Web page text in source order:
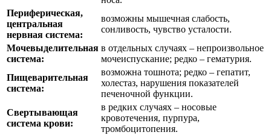
Периферическая,
центральная
нервная система:
возможны мышечная слабость,
сонливость, чувство усталости.
Мочевыделительная
система:
в отдельных случаях – непроизвольное
мочеиспускание; редко – гематурия.
Пищеварительная
система:
возможна тошнота; редко – гепатит,
холестаз, нарушения показателей
печеночной функции.
Свертывающая
система крови:
в редких случаях – носовые
кровотечения, пурпура,
тромбоцитопения.